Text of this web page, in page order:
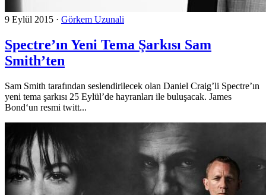
9 Eylül 2015 · Görkem Uzunali
Spectre’ın Yeni Tema Şarkısı Sam
Smith’ten
Sam Smith tarafından seslendirilecek olan Daniel Craig’li Spectre’ın
yeni tema şarkısı 25 Eylül’de hayranları ile buluşacak. James
Bond‘un resmi twitt...